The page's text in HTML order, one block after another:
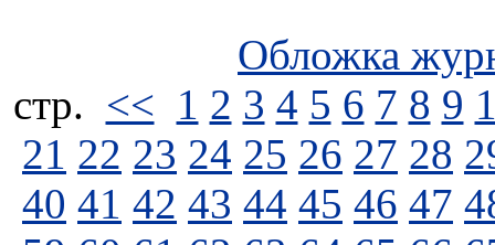
Обложка
стp. << 1 2 3 4 5 6 7 8 9
21 22 23 24 25 26 27 28
40 41 42 43 44 45 46 47